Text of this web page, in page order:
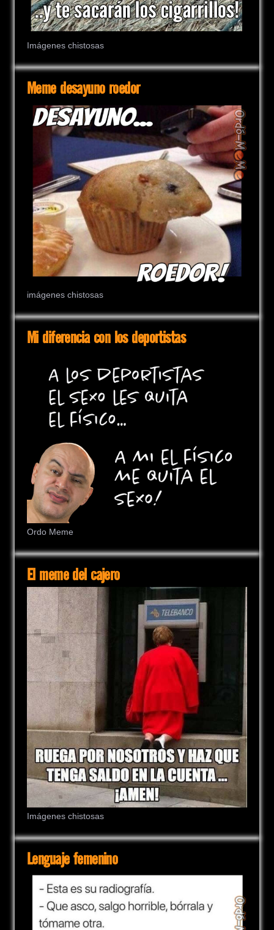
Imágenes chistosas
Meme desayuno roedor
imágenes chistosas
Mi diferencia con los deportistas
Ordo Meme
El meme del cajero
Imágenes chistosas
Lenguaje femenino